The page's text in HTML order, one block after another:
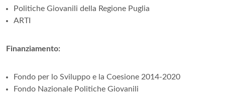
Politiche Giovanili della Regione Puglia
ARTI
Finanziamento:
Fondo per lo Sviluppo e la Coesione 2014-2020
Fondo Nazionale Politiche Giovanili